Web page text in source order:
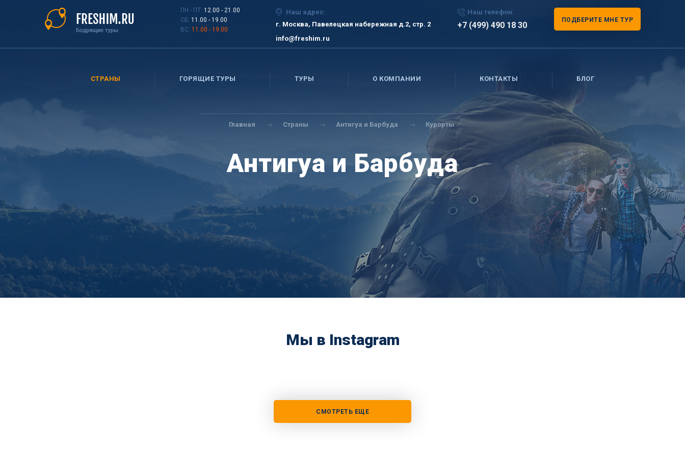
ПН - ПТ: 12.00 - 21.00
СБ: 11.00 - 19.00
ВС: 11.00 - 19.00
Наш адрес:
г. Москва, Павелецкая набережная д.2, стр. 2
info@freshim.ru
Наш телефон:
+7 (499) 490 18 30
ПОДБЕРИТЕ МНЕ ТУР
СТРАНЫ ГОРЯЩИЕ ТУРЫ ТУРЫ О КОМПАНИИ КОНТАКТЫ БЛОГ
Вы
здесь
Главная Страны Антигуа и Барбуда Курорты
Антигуа и Барбуда
Мы в Instagram
СМОТРЕТЬ ЕЩЕ